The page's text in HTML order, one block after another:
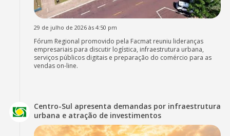
29 de julho de 2026 às 4:50 pm
Fórum Regional promovido pela Facmat reuniu lideranças
empresariais para discutir logística, infraestrutura urbana,
serviços públicos digitais e preparação do comércio para as
vendas on-line.
Centro-Sul apresenta demandas por infraestrutura
urbana e atração de investimentos